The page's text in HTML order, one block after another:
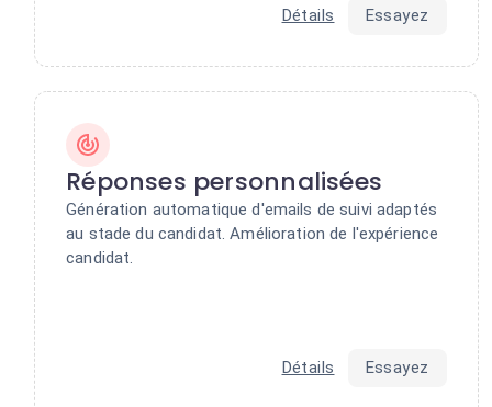
Détails Essayez
Réponses personnalisées
Génération automatique d'emails de suivi adaptés
au stade du candidat. Amélioration de l'expérience
candidat.
Détails Essayez